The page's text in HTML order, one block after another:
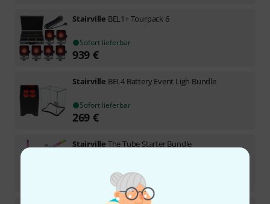
Stairville BEL1+ Tourpack 6
Sofort lieferbar
939 €
Stairville BEL4 Battery Event Ligh Bundle
Sofort lieferbar
269 €
Stairville The Tube Starter Bundle